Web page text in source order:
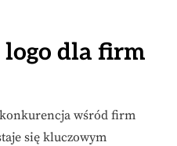
dla firm
wśród firm
się kluczowym